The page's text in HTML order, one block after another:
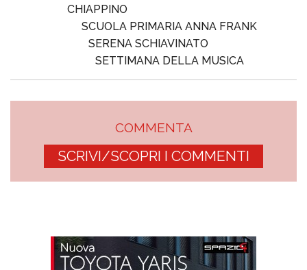
CHIAPPINO
SCUOLA PRIMARIA ANNA FRANK
SERENA SCHIAVINATO
SETTIMANA DELLA MUSICA
COMMENTA
SCRIVI/SCOPRI I COMMENTI